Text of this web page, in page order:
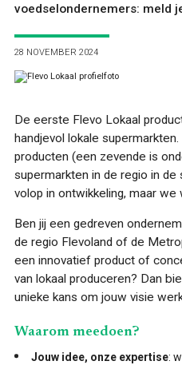
ONTDEKKEN
OVER
voedselondernemers: meld
28 NOVEMBER 2024
De eerste Flevo Lokaal
handjevol lokale
producten (een zevende is
supermarkten in de regio in de
volop in ontwikkeling, maar we
Ben jij een gedreven
de regio Flevoland of de
een innovatief product of
van lokaal produceren? Dan
unieke kans om jouw visie
Waarom meedoen?
Jouw idee, onze expertise: